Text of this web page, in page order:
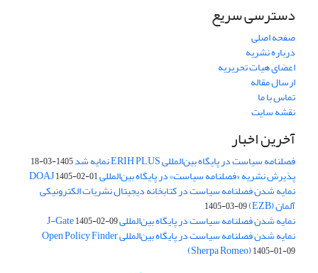
دسترسی سریع
صفحه اصلی
درباره نشریه
اعضای هیات تحریریه
ارسال مقاله
تماس با ما
نقشه سایت
آخرین اخبار
فصلنامه سیاست در پایگاه بین‌المللی ERIH PLUS نمایه شد 1405-03-18
پذیرش نشریه «فصلنامه سیاست» در پایگاه بین‌المللی DOAJ1405-02-01
نمایه شدن فصلنامه سیاست در کتابخانه دیجیتال نشریات الکترونیکی
آلمان (EZB) 1405-03-09
نمایه شدن فصلنامه سیاست در پایگاه بین‌المللی J-Gate1405-02-09
نمایه شدن فصلنامه سیاست در پایگاه بین‌المللی Open Policy Finder
(Sherpa Romeo)1405-01-09